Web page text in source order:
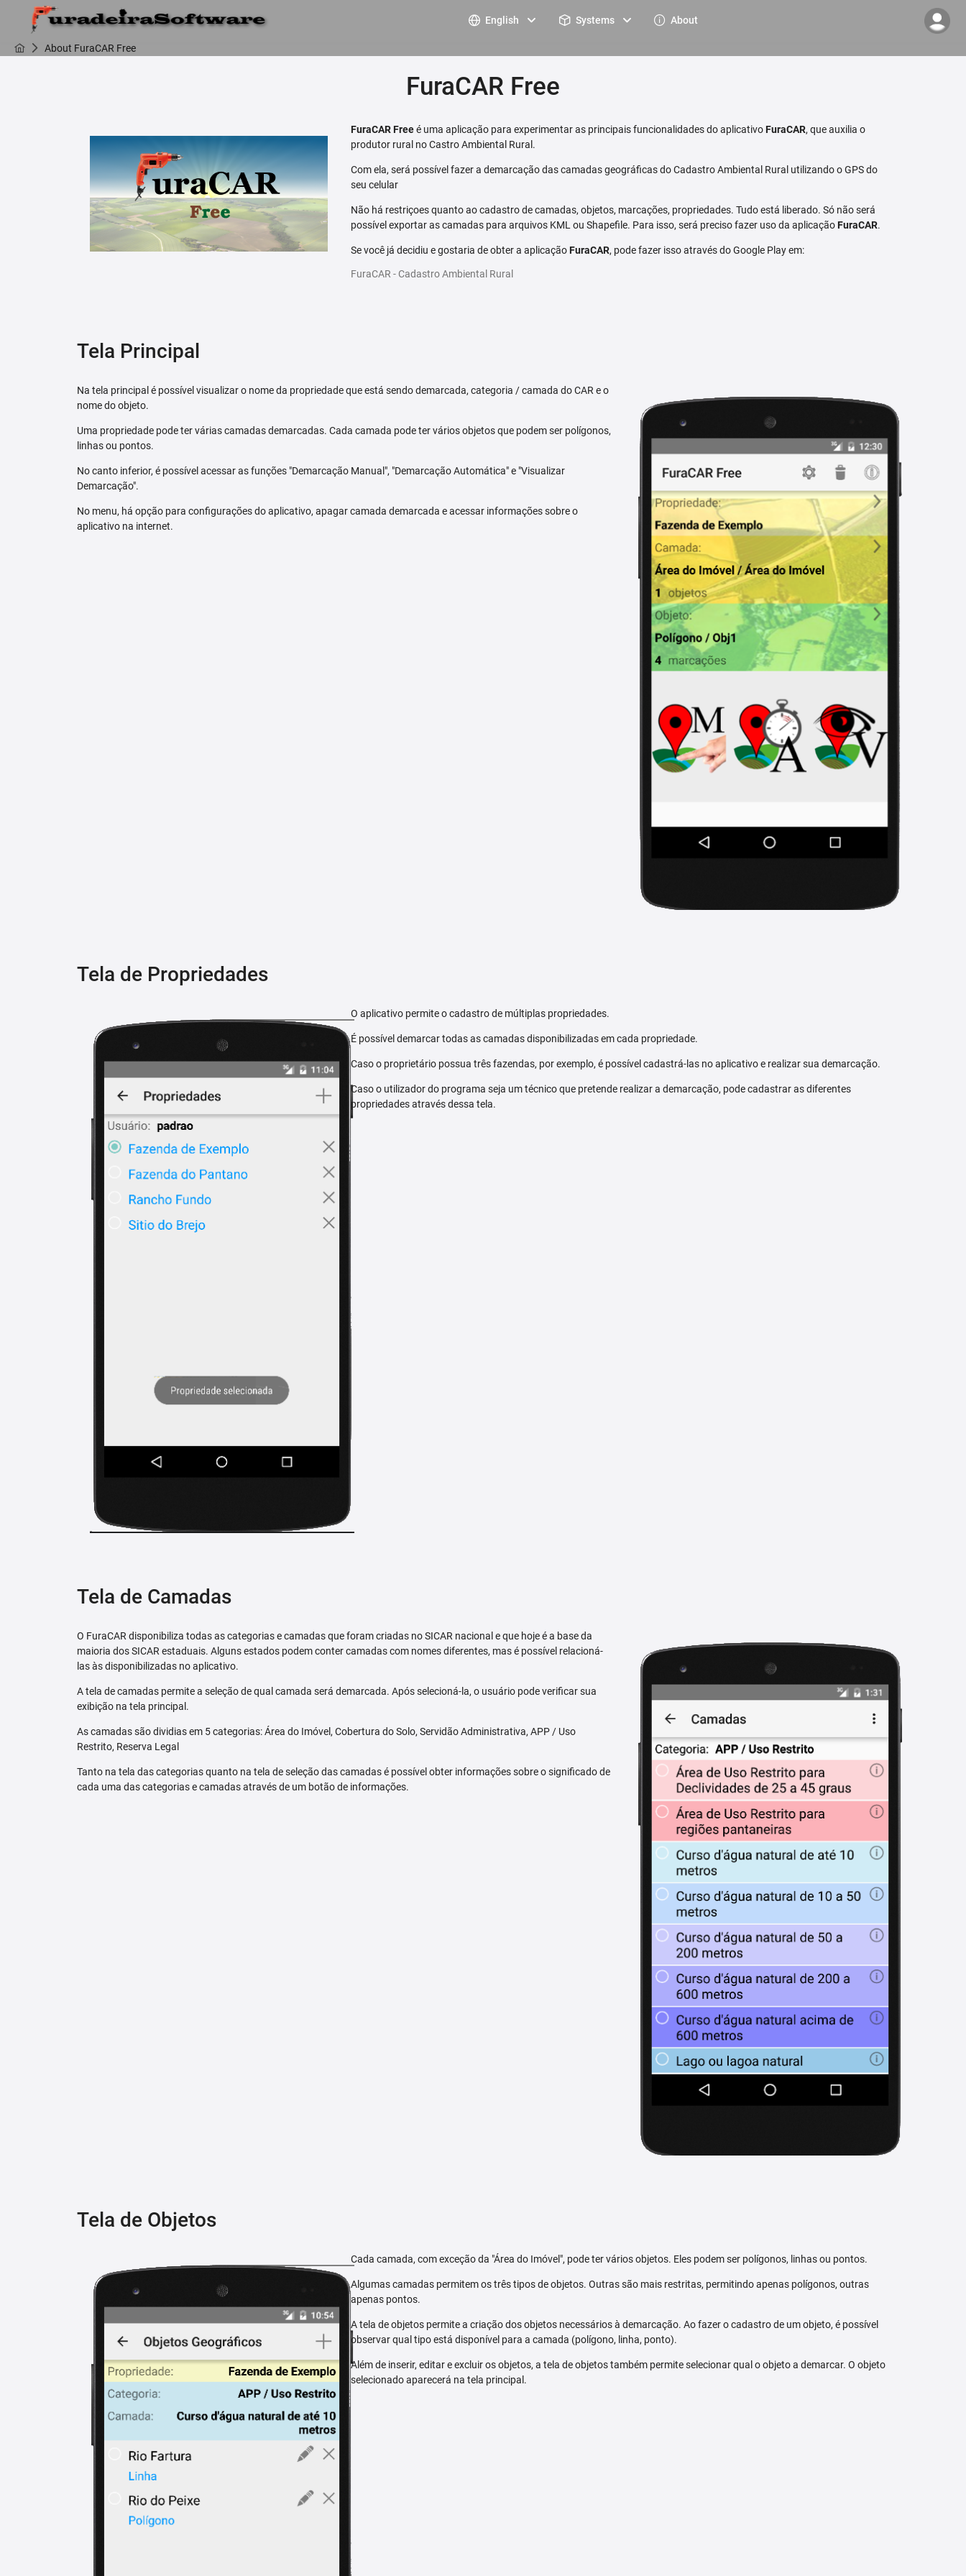
English Systems About
About FuraCAR Free
FuraCAR Free
FuraCAR Freeé uma aplicação para experimentar as principais funcionalidades do aplicativoFuraCAR, que auxilia o
produtor rural no Castro Ambiental Rural.
Com ela, será possível fazer a demarcação das camadas geográficas do Cadastro Ambiental Rural utilizando o GPS do
seu celular
Não há restriçoes quanto ao cadastro de camadas, objetos, marcações, propriedades. Tudo está liberado. Só não será
possível exportar as camadas para arquivos KML ou Shapefile. Para isso, será preciso fazer uso da aplicaçãoFuraCAR.
Se você já decidiu e gostaria de obter a aplicaçãoFuraCAR, pode fazer isso através do Google Play em:
FuraCAR - Cadastro Ambiental Rural
Tela Principal
Na tela principal é possível visualizar o nome da propriedade que está sendo demarcada, categoria / camada do CAR e o
nome do objeto.
Uma propriedade pode ter várias camadas demarcadas. Cada camada pode ter vários objetos que podem ser polígonos,
linhas ou pontos.
No canto inferior, é possível acessar as funções "Demarcação Manual", "Demarcação Automática" e "Visualizar
Demarcação".
No menu, há opção para configurações do aplicativo, apagar camada demarcada e acessar informações sobre o
aplicativo na internet.
Tela de Propriedades
O aplicativo permite o cadastro de múltiplas propriedades.
É possível demarcar todas as camadas disponibilizadas em cada propriedade.
Caso o proprietário possua três fazendas, por exemplo, é possível cadastrá-las no aplicativo e realizar sua demarcação.
Caso o utilizador do programa seja um técnico que pretende realizar a demarcação, pode cadastrar as diferentes
propriedades através dessa tela.
Tela de Camadas
O FuraCAR disponibiliza todas as categorias e camadas que foram criadas no SICAR nacional e que hoje é a base da
maioria dos SICAR estaduais. Alguns estados podem conter camadas com nomes diferentes, mas é possível relacioná-
las às disponibilizadas no aplicativo.
A tela de camadas permite a seleção de qual camada será demarcada. Após selecioná-la, o usuário pode verificar sua
exibição na tela principal.
As camadas são dividias em 5 categorias: Área do Imóvel, Cobertura do Solo, Servidão Administrativa, APP / Uso
Restrito, Reserva Legal
Tanto na tela das categorias quanto na tela de seleção das camadas é possível obter informações sobre o significado de
cada uma das categorias e camadas através de um botão de informações.
Tela de Objetos
Cada camada, com exceção da "Área do Imóvel", pode ter vários objetos. Eles podem ser polígonos, linhas ou pontos.
Algumas camadas permitem os três tipos de objetos. Outras são mais restritas, permitindo apenas polígonos, outras
apenas pontos.
A tela de objetos permite a criação dos objetos necessários à demarcação. Ao fazer o cadastro de um objeto, é possível
observar qual tipo está disponível para a camada (polígono, linha, ponto).
Além de inserir, editar e excluir os objetos, a tela de objetos também permite selecionar qual o objeto a demarcar. O objeto
selecionado aparecerá na tela principal.